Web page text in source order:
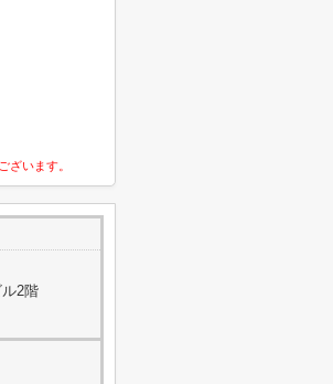
ざいます。
2階